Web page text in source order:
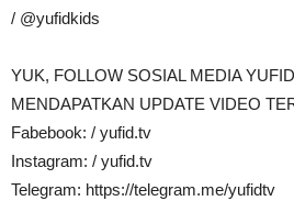
/ @yufidkids
YUK, FOLLOW SOSIAL MEDIA
MENDAPATKAN UPDATE VIDEO
Fabebook: / yufid.tv
Instagram: / yufid.tv
Telegram: https://telegram.me/yufidtv